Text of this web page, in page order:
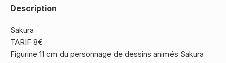
Description
Sakura
TARIF 8€
Figurine 11 cm du personnage de dessins animés Sakura